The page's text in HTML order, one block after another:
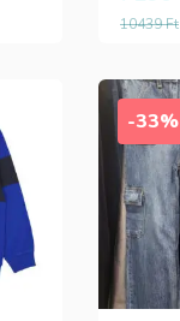
10439Ft
-33%